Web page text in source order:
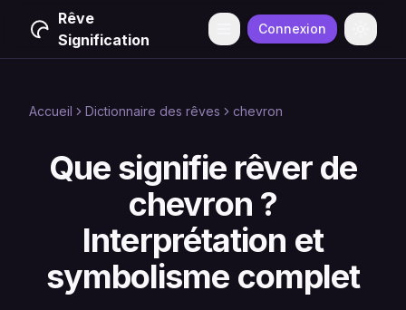
Rêve
Signification
Menu Connexion
Accueil Dictionnaire des rêves chevron
Que signifie rêver de
chevron ?
Interprétation et
symbolisme complet